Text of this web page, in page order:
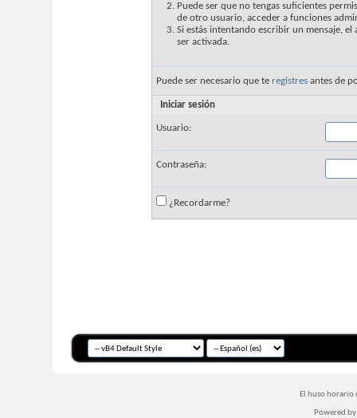
Puede ser que no tengas suficientes
de otro usuario, acceder a funciones
Si estás intentando escribir un mensaje,
ser activada.
Puede ser necesario que te registres antes de
Iniciar sesión
Usuario:
Contraseña:
¿Recordarme?
El huso horario
Powered by